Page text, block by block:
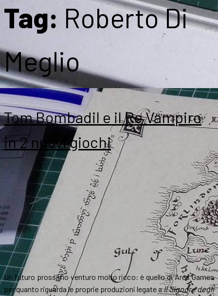
Tag: Roberto Di
Meglio
Tom Bombadil e il Re Vampiro
in 2 nuovi giochi
Un futuro prossimo venturo molto ricco: è quello di Ares Games
per quanto riguarda le proprie produzioni legate aIl Signore degli